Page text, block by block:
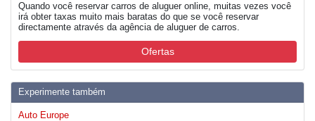
Quando você reservar carros de aluguer online, muitas vezes você
irá obter taxas muito mais baratas do que se você reservar
directamente através da agência de aluguer de carros.
Ofertas
Experimente também
Auto Europe